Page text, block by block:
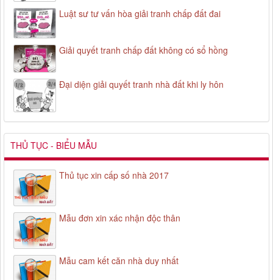
Luật sư tư vấn hòa giải tranh chấp đất đai
Giải quyết tranh chấp đất không có sổ hồng
Đại diện giải quyết tranh nhà đất khi ly hôn
THỦ TỤC - BIỂU MẪU
Thủ tục xin cấp số nhà 2017
Mẫu đơn xin xác nhận độc thân
Mẫu cam kết căn nhà duy nhất